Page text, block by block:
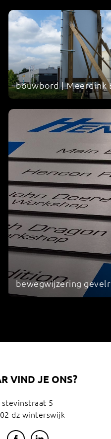
bouwbord | Meerdink
bewegwijzering
VIND JE ONS?
stevinstraat 5
dz winterswijk